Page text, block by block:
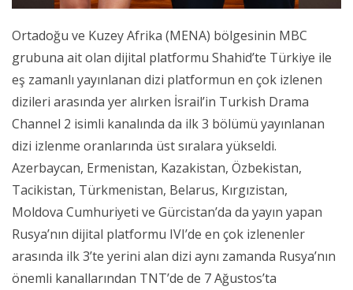
Ortadoğu ve Kuzey Afrika (MENA) bölgesinin MBC
grubuna ait olan dijital platformu Shahid’te Türkiye ile
eş zamanlı yayınlanan dizi platformun en çok izlenen
dizileri arasında yer alırken İsrail’in Turkish Drama
Channel 2 isimli kanalında da ilk 3 bölümü yayınlanan
dizi izlenme oranlarında üst sıralara yükseldi.
Azerbaycan, Ermenistan, Kazakistan, Özbekistan,
Tacikistan, Türkmenistan, Belarus, Kırgızistan,
Moldova Cumhuriyeti ve Gürcistan’da da yayın yapan
Rusya’nın dijital platformu IVI’de en çok izlenenler
arasında ilk 3’te yerini alan dizi aynı zamanda Rusya’nın
önemli kanallarından TNT’de de 7 Ağustos’ta